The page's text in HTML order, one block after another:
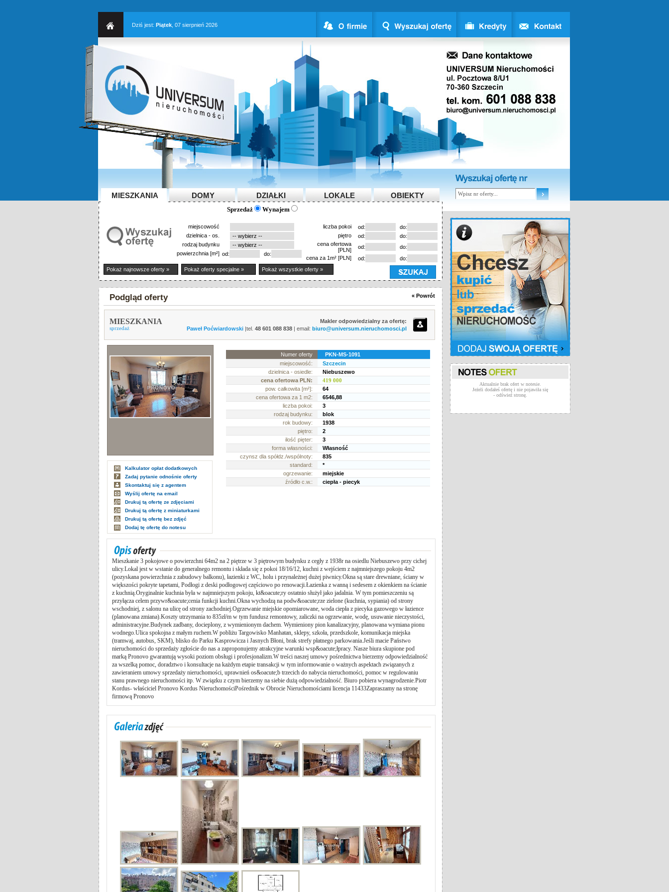
Dziś jest: Piątek , 07 sierpnień 2026
Aktualnie brak ofert w notesie.
Jeżeli dodałeś ofertę i nie pojawiła się
- odświeź stronę.
Sprzedaż Wynajem
MIESZKANIA DOMY DZIAŁKI LOKALE OBIEKTY
miejscowość
dzielnica - os.
rodzaj budynku
powierzchnia [m²] od: do:
liczba pokoi od:
do:
piętro
od:
do:
cena ofertowa
[PLN]
od:
do:
cena za 1m² [PLN]
od:
do:
Pokaż najnowsze oferty »
Pokaż oferty specjalne » Pokaż wszystkie oferty »
Podgląd oferty « Powrót
MIESZKANIA
sprzedaż
Makler odpowiedzialny za ofertę:
Paweł Poćwiardowski |tel. 48 601 088 838 | email: biuro@universum.nieruchomosci.pl
Kalkulator opłat dodatkowych
Zadaj pytanie odnośnie oferty
Skontaktuj się z agentem
Wyślij ofertę na email
Drukuj tą ofertę ze zdjęciami
Drukuj tą ofertę z miniaturkami
Drukuj tą ofertę bez zdjęć
Dodaj tę ofertę do notesu
Numer oferty
PKN-MS-1091
miejscowość:
Szczecin
dzielnica - osiedle:
Niebuszewo
cena ofertowa PLN:
419 000
pow. całkowita [m²]:
64
cena ofertowa za 1 m2:
6546,88
liczba pokoi:
3
rodzaj budynku:
blok
rok budowy:
1938
piętro:
2
ilość pięter:
3
forma własności:
Własność
czynsz dla spółdz./wspólnoty:
835
standard:
*
ogrzewanie:
miejskie
źródło c.w.:
ciepła - piecyk
Mieszkanie 3 pokojowe o powierzchni 64m2 na 2 piętrze w 3 piętrowym budynku z cegły z 1938r na osiedlu Niebuszewo przy cichej
ulicy.Lokal jest w wstanie do generalnego remontu i składa się z pokoi 18/16/12, kuchni z wejściem z najmniejszego pokoju 4m2
(pozyskana powierzchnia z zabudowy balkonu), łazienki z WC, holu i przynależnej dużej piwnicy.Okna są stare drewniane, ściany w
większości pokryte tapetami, Podłogi z deski podłogowej częściowo po renowacji.Łazienka z wanną i sedesem z okienkiem na ścianie
z kuchnią.Oryginalnie kuchnia była w najmniejszym pokoju, kt&oacute;ry ostatnio służył jako jadalnia. W tym pomieszczeniu są
przyłącza celem przywr&oacute;cenia funkcji kuchni.Okna wychodzą na podw&oacute;rze zielone (kuchnia, sypiania) od strony
wschodniej, z salonu na ulicę od strony zachodniej.Ogrzewanie miejskie opomiarowane, woda ciepła z piecyka gazowego w łazience
(planowana zmiana).Koszty utrzymania to 835zł/m w tym fundusz remontowy, zaliczki na ogrzewanie, wodę, usuwanie nieczystości,
administracyjne.Budynek zadbany, docieplony, z wymienionym dachem. Wymieniony pion kanalizacyjny, planowana wymiana pionu
wodnego.Ulica spokojna z małym ruchem.W pobliżu Targowisko Manhatan, sklepy, szkoła, przedszkole, komunikacja miejska
(tramwaj, autobus, SKM), blisko do Parku Kasprowicza i Jasnych Błoni, brak strefy płatnego parkowania.Jeśli macie Państwo
nieruchomości do sprzedaży zgłoście do nas a zaproponujemy atrakcyjne warunki wsp&oacute;łpracy. Nasze biura skupione pod
marką Pronovo gwarantują wysoki poziom obsługi i profesjonalizm.W treści naszej umowy pośrednictwa bierzemy odpowiedzialność
za wszelką pomoc, doradztwo i konsultacje na każdym etapie transakcji w tym informowanie o ważnych aspektach związanych z
zawieraniem umowy sprzedaży nieruchomości, uprawnień os&oacute;b trzecich do nabycia nieruchomości, pomoc w regulowaniu
stanu prawnego nieruchomości itp. W związku z czym bierzemy na siebie dużą odpowiedzialność. Biuro pobiera wynagrodzenie.Piotr
Kordus- właściciel Pronovo Kordus NieruchomościPośrednik w Obrocie Nieruchomościami licencja 11433Zapraszamy na stronę
firmową Pronovo